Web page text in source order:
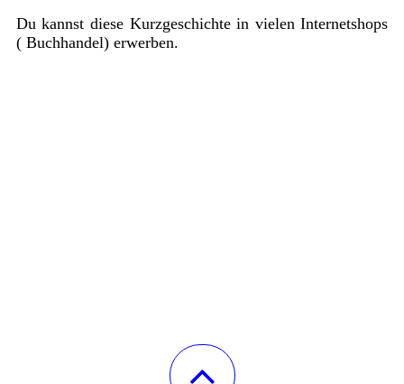
Du kannst diese Kurzgeschichte in vielen Internetshops
( Buchhandel) erwerben.